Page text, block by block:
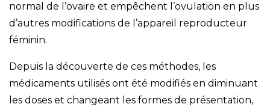
normal de l’ovaire et empêchent l’ovulation en plus
d’autres modifications de l’appareil reproducteur
féminin.
Depuis la découverte de ces méthodes, les
médicaments utilisés ont été modifiés en diminuant
les doses et changeant les formes de présentation,